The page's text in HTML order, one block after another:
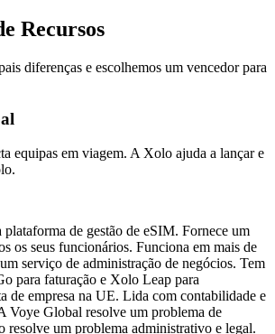
Recursos
diferenças e escolhemos um vencedor para
equipas em viagem. A Xolo ajuda a lançar e
de gestão de eSIM. Fornece um
os seus funcionários. Funciona em mais de
serviço de administração de negócios. Tem
para faturação e Xolo Leap para
de empresa na UE. Lida com contabilidade e
Voye Global resolve um problema de
resolve um problema administrativo e legal.